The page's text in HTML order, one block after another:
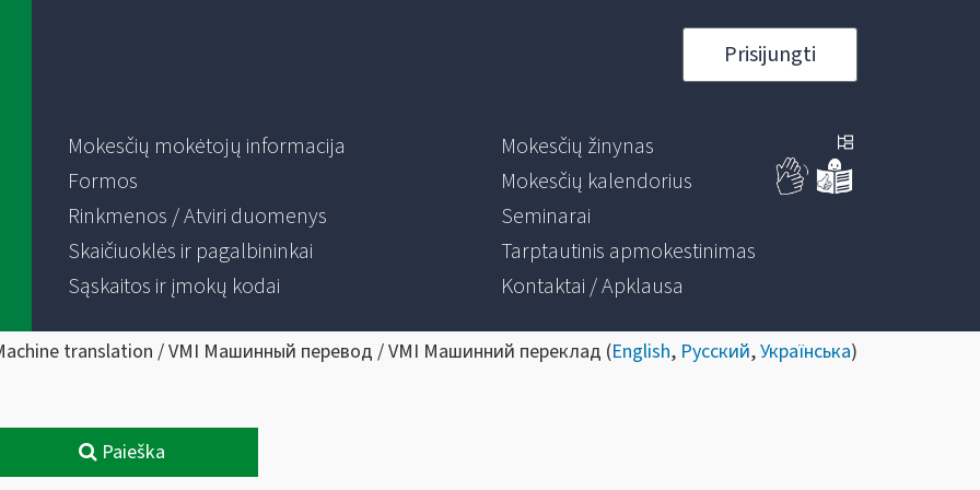
Prisijungti
Mokesčių mokėtojų informacija
Formos
Rinkmenos / Atviri duomenys
Skaičiuoklės ir pagalbininkai
Sąskaitos ir įmokų kodai
Mokesčių žinynas
Mokesčių kalendorius
Seminarai
Tarptautinis apmokestinimas
Kontaktai / Apklausa
translation / VMI Машинный перевод / VMI Машинний переклад (English, Русский,Українська)
Paieška